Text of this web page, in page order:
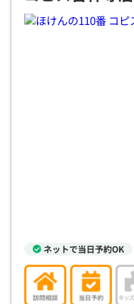
ネットで当日予約OK